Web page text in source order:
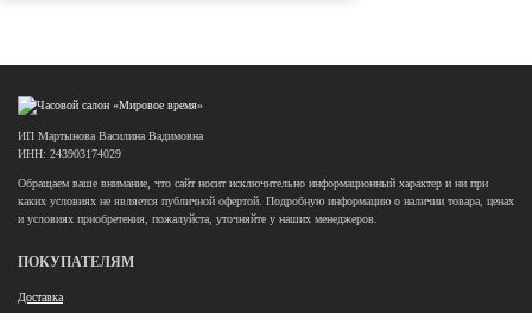
ИП Мартынова Василина Вадимовна
ИНН: 243903174029
Обращаем ваше внимание, что сайт носит исключительно информационный характер и ни при
каких условиях не является публичной офертой. Подробную информацию о наличии товара, ценах
и условиях приобретения, пожалуйста, уточняйте у наших менеджеров.
ПОКУПАТЕЛЯМ
Доставка